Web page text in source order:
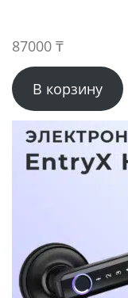
87000 ₸
В корзину